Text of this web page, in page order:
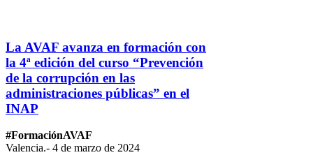
La AVAF avanza en formación con
la 4ª edición del curso “Prevención
de la corrupción en las
administraciones públicas” en el
INAP
#FormaciónAVAF
Valencia.- 4 de marzo de 2024